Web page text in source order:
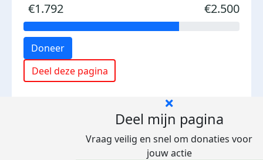
€1.792 €2.500
Doneer
Deel deze pagina
Deel mijn pagina
Vraag veilig en snel om donaties voor
jouw actie